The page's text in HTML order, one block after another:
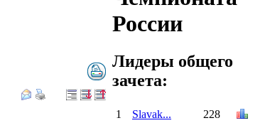
России
Лидеры общего
зачета:
1 Slavak...
228